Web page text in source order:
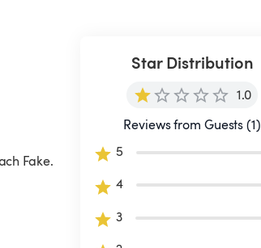
Fake.
Star Distribution
1.0
Reviews from Guests (1)
5
4
3